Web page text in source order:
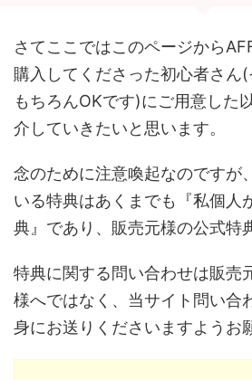
さてここではこのページから
購入してくださった初心者さん
もちろんOKです)にご用意した
介していきたいと思います。
念のために注意喚起なのですが
いる特典はあくまでも『私個人
典』であり、販売元様の公式特
特典に関する問い合わせは販売
様へではなく、当サイト問い合
身にお送りくださいますようお